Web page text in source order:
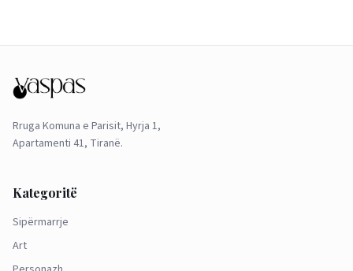
Rruga Komuna e Parisit, Hyrja 1,
Apartamenti 41, Tiranë.
Kategoritë
Sipërmarrje
Art